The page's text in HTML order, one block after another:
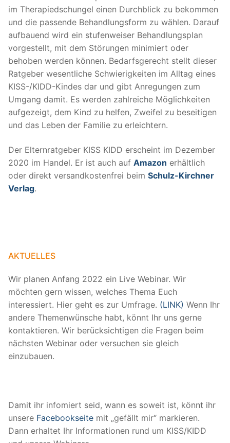
im Therapiedschungel einen Durchblick zu bekommen
und die passende Behandlungsform zu wählen. Darauf
aufbauend wird ein stufenweiser Behandlungsplan
vorgestellt, mit dem Störungen minimiert oder
behoben werden können. Bedarfsgerecht stellt dieser
Ratgeber wesentliche Schwierigkeiten im Alltag eines
KISS-/KIDD-Kindes dar und gibt Anregungen zum
Umgang damit. Es werden zahlreiche Möglichkeiten
aufgezeigt, dem Kind zu helfen, Zweifel zu beseitigen
und das Leben der Familie zu erleichtern.
Der Elternratgeber KISS KIDD erscheint im Dezember
2020 im Handel. Er ist auch auf Amazon erhältlich
oder direkt versandkostenfrei beim Schulz-Kirchner
Verlag.
AKTUELLES
Wir planen Anfang 2022 ein Live Webinar. Wir
möchten gern wissen, welches Thema Euch
interessiert. Hier geht es zur Umfrage. (LINK) Wenn Ihr
andere Themenwünsche habt, könnt Ihr uns gerne
kontaktieren. Wir berücksichtigen die Fragen beim
nächsten Webinar oder versuchen sie gleich
einzubauen.
Damit ihr infomiert seid, wann es soweit ist, könnt ihr
unsere Facebookseite mit „gefällt mir“ markieren.
Dann erhaltet Ihr Informationen rund um KISS/KIDD